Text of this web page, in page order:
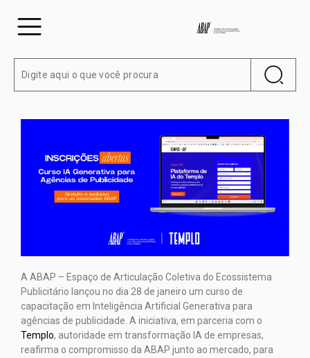
A ABAP – Espaço de Articulação Coletiva do Ecossistema
Publicitário lançou no dia 28 de janeiro um curso de
capacitação em Inteligência Artificial Generativa para
agências de publicidade. A iniciativa, em parceria com o
Templo, autoridade em transformação IA de empresas,
reafirma o compromisso da ABAP junto ao mercado, para